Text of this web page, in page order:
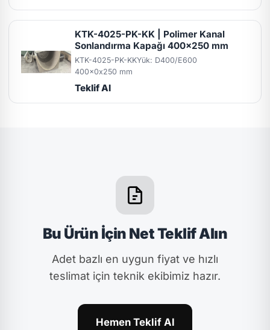
KTK-4025-PK-KK | Polimer Kanal
Sonlandırma Kapağı 400x250 mm
KTK-4025-PK-KKYük: D400/E600
400x0x250 mm
Teklif Al
Bu Ürün İçin Net Teklif Alın
Adet bazlı en uygun fiyat ve hızlı
teslimat için teknik ekibimiz hazır.
Hemen Teklif Al